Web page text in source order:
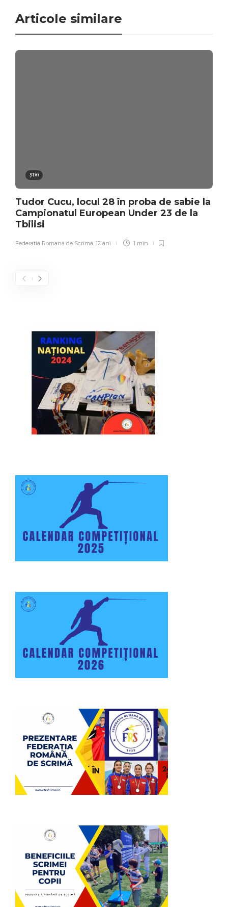
Articole similare
Știri
Tudor Cucu, locul 28 în proba de sabie la
Campionatul European Under 23 de la
Tbilisi
Federatia Romana de Scrima, 12 ani 1 min